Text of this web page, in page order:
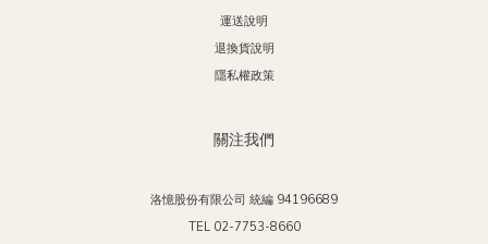
運送說明
退換貨說明
隱私權政策
關注我們
洛憶股份有限公司 統編 94196689
TEL 02-7753-8660